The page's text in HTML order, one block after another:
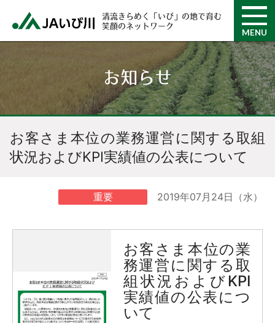
清流きらめく「いび」の地で育む
笑顔のネットワーク
MENU
お知らせ
お客さま本位の業務運営に関する取組
状況およびKPI実績値の公表について
2019年07月24日（水）
重要
お客さま本位の業
務運営に関する取
組状況およびKPI
実績値の公表につ
いて